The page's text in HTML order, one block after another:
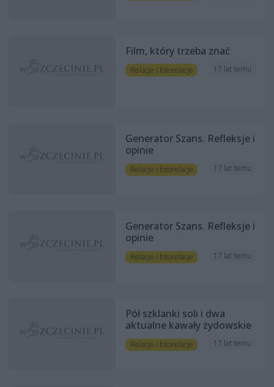
Film, który trzeba znać
Relacje i fotorelacje 17 lat temu
Generator Szans. Refleksje i
opinie
Relacje i fotorelacje 17 lat temu
Generator Szans. Refleksje i
opinie
Relacje i fotorelacje 17 lat temu
Pół szklanki soli i dwa
aktualne kawały żydowskie
Relacje i fotorelacje 17 lat temu